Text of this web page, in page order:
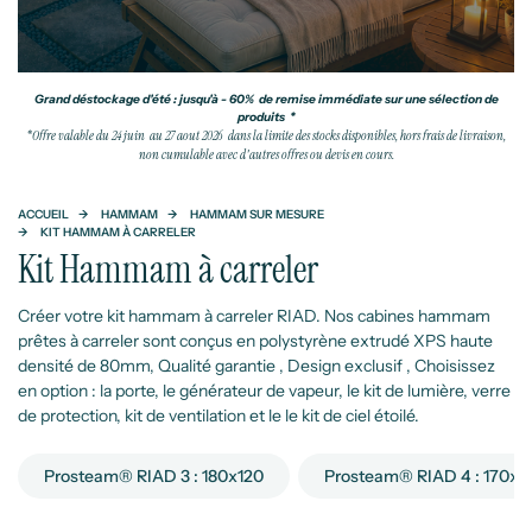
Grand déstockage d'été : jusqu'à - 60% de remise immédiate sur une sélection de
produits *
*Offre valable du 24 juin au 27 aout 2026 dans la limite des stocks disponibles, hors frais de livraison,
non cumulable avec d'autres offres ou devis en cours.
ACCUEIL HAMMAM
HAMMAM SUR MESURE
KIT HAMMAM À CARRELER
Kit Hammam à carreler
Créer votre kit hammam à carreler RIAD. Nos cabines hammam
prêtes à carreler sont conçus en polystyrène extrudé XPS haute
densité de 80mm, Qualité garantie , Design exclusif , Choisissez
en option : la porte, le générateur de vapeur, le kit de lumière, verre
de protection, kit de ventilation et le le kit de ciel étoilé.
Prosteam® RIAD 3 : 180x120 Prosteam® RIAD 4 :